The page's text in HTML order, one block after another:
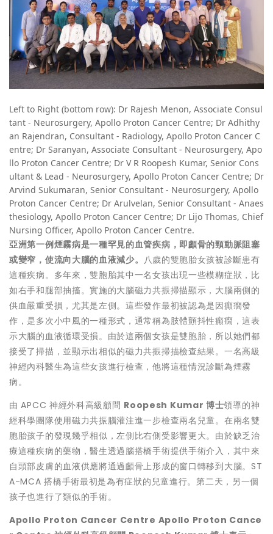
Left to Right (bottom row): Dr Rajesh Menon, Associate Consul
tant - Neurosurgery, Apollo Proton Cancer Centre; Dr Adhithy
an Rajendran, Consultant - Radiology, Apollo Proton Cancer C
entre; Dr Saranyan, Associate Consultant - Neurosurgery, Apo
llo Proton Cancer Centre; Dr V R Roopesh Kumar, Senior Cons
ultant & Lead - Neurosurgery, Apollo Proton Cancer Centre; Dr
Arvind Sukumaran, Senior Consultant - Neurosurgery, Apollo
Proton Cancer Centre; Dr Arulvelan, Senior Consultant - Anaes
thesiology, Apollo Proton Cancer Centre; Dr Lijo Thomas, Chief
Nursing Officer, Apollo Proton Cancer Centre.
亞洲第一例煙霧病是一種罕見的血管疾病，即顱骨的頸動脈阻塞
或變窄，使流向大腦的血液減少。 八歲的雙胞胎女孩被診斷患有
這種疾病。多年來，雙胞胎其中一名女孩出現一些模糊症狀，比
如右手和腿部抽搐。實施的大腦磁力共振掃描顯示，大腦兩側的
供血嚴重受損，尤其是左側。這些發作最初被認為是因癲癇發
作，是多次小中風的一種形式，通常稱為肢體顫抖性癲癇，這表
示大腦的血液循環受損。由於這兩個女孩是雙胞胎，所以她們都
接受了掃描，並顯示出相似的磁力共振掃描檢查結果。一名高級
神經內科醫生為這些女孩進行檢查，他將這種情況診斷為煙霧
病。
由 APCC 神經外科高級顧問 Roopesh Kumar 博士領導的神
經科學團隊使用磁力共振腦灌注進一步檢查兩名兒童。在兩名雙
胞胎孩子的發現幾乎相似，左側比右側受影響更大。由於缺乏治
療這種疾病的藥物，醫生透過腦搭橋手術提供手術介入，其中來
自頭部皮膚的血液供應將通過顱骨上形成的窗口轉移到大腦。ST
A-MCA 搭橋手術最初是為有症狀的兒童進行。第二天，另一個
孩子也進行了類似的手術。
Apollo Proton Cancer Centre Apollo Proton Cance